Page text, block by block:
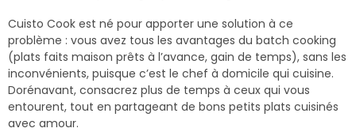
Cuisto Cook est né pour apporter une solution à ce
problème : vous avez tous les avantages du batch cooking
(plats faits maison prêts à l’avance, gain de temps), sans les
inconvénients, puisque c’est le chef à domicile qui cuisine.
Dorénavant, consacrez plus de temps à ceux qui vous
entourent, tout en partageant de bons petits plats cuisinés
avec amour.